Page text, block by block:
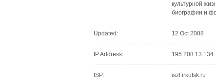
культурной
биографии и
Updated: 12 Oct 2008
IP Address: 195.208.13.134
ISP: iszf.irkutsk.ru